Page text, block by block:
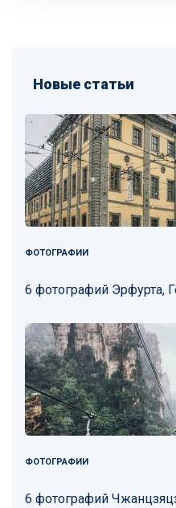
Новые статьи
ФОТОГРАФИИ
6 фотографий Эрфурта,
ФОТОГРАФИИ
6 фотографий